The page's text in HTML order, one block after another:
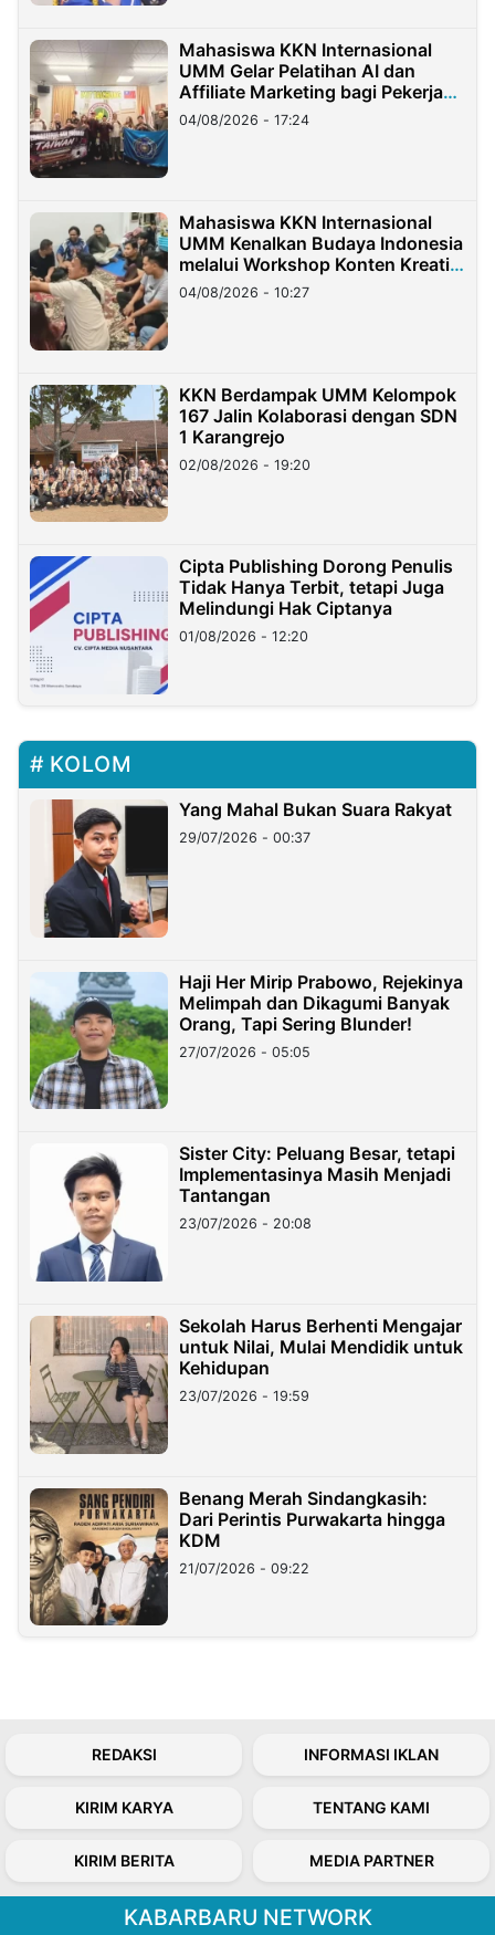
Mahasiswa KKN Internasional
UMM Gelar Pelatihan AI dan
Affiliate Marketing bagi Pekerja
Migran Indonesia di Taiwan
04/08/2026 - 17:24
Mahasiswa KKN Internasional
UMM Kenalkan Budaya Indonesia
melalui Workshop Konten Kreatif
di Taiwan
04/08/2026 - 10:27
KKN Berdampak UMM Kelompok
167 Jalin Kolaborasi dengan SDN
1 Karangrejo
02/08/2026 - 19:20
Cipta Publishing Dorong Penulis
Tidak Hanya Terbit, tetapi Juga
Melindungi Hak Ciptanya
01/08/2026 - 12:20
KOLOM
Yang Mahal Bukan Suara Rakyat
29/07/2026 - 00:37
Haji Her Mirip Prabowo, Rejekinya
Melimpah dan Dikagumi Banyak
Orang, Tapi Sering Blunder!
27/07/2026 - 05:05
Sister City: Peluang Besar, tetapi
Implementasinya Masih Menjadi
Tantangan
23/07/2026 - 20:08
Sekolah Harus Berhenti Mengajar
untuk Nilai, Mulai Mendidik untuk
Kehidupan
23/07/2026 - 19:59
Benang Merah Sindangkasih:
Dari Perintis Purwakarta hingga
KDM
21/07/2026 - 09:22
REDAKSI INFORMASI IKLAN
KIRIM KARYA TENTANG KAMI
KIRIM BERITA MEDIA PARTNER
KABARBARU NETWORK